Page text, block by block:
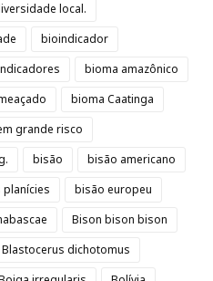
local.
bioindicador
bioma amazônico
bioma Caatinga
grande risco
bisão
bisão americano
bisão europeu
Bison bison bison
Blastocerus dichotomus